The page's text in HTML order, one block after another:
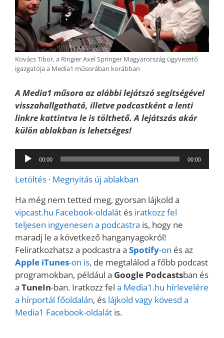
Kovács Tibor, a Ringier Axel Springer Magyarország ügyvezető
igazgatója a Media1 műsorában korábban
A Media1 műsora az alábbi lejátszó segítségével
visszahallgatható, illetve podcastként a lenti
linkre kattintva le is tölthető. A lejátszás akár
külön ablakban is lehetséges!
Audió
lejátszó
00:00 00:00
Letöltés · Megnyitás új ablakban
Ha még nem tetted meg, gyorsan lájkold a
vipcast.hu Facebook-oldalát és iratkozz fel
teljesen ingyenesen a podcastra is, hogy ne
maradj le a következő hanganyagokról!
Feliratkozhatsz a podcastra a Spotify-on és az
Apple iTunes-on is, de megtalálod a főbb podcast
programokban, például a Google Podcastsban és
a TuneIn-ban. Iratkozz fel a Media1.hu hírlevelére
a hírportál főoldalán, és lájkold vagy kövesd a
Media1 Facebook-oldalát is.